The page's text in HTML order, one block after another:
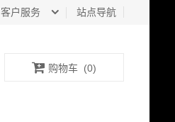
客户服务 站点导航
购物车 (0)